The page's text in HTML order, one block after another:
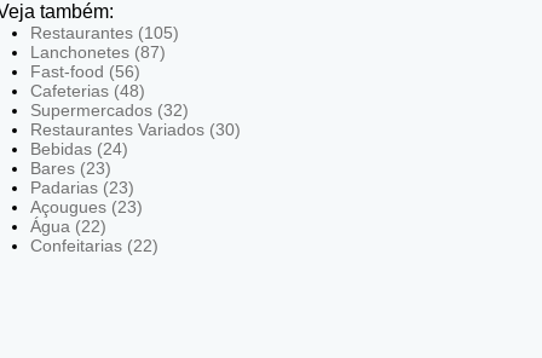
também:
Restaurantes (105)
Lanchonetes (87)
Fast-food (56)
Cafeterias (48)
Supermercados (32)
Restaurantes Variados (30)
Bebidas (24)
Bares (23)
Padarias (23)
Açougues (23)
Água (22)
Confeitarias (22)